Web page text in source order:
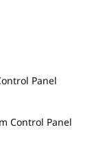
Panel
Control Panel